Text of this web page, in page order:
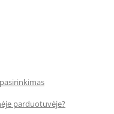
parduotuvėje?